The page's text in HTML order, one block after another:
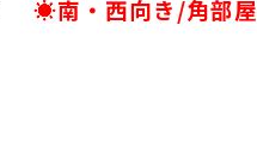
☀南・西向き/角部屋